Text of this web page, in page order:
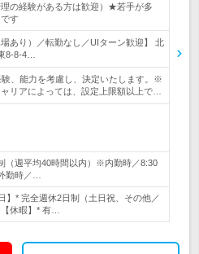
の経験がある方は歓迎）★若手が多
す
場あり）／転勤なし／UIターン歓迎】 北
8-8-4…
、能力を考慮し、決定いたします。※
リアによっては、設定上限額以上で…
（週平均40時間以内）※内勤時／8:30
勤時／…
】* 完全週休2日制（土日祝、その他／
休暇】* 有…